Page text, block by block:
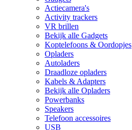
Actiecamera's
Activity trackers
VR brillen
Bekijk alle Gadgets
Koptelefoons & Oordopjes
Opladers
Autoladers
Draadloze opladers
Kabels & Adapters
Bekijk alle Opladers
Powerbanks
Speakers
Telefoon accessoires
USB